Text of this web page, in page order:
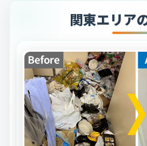
関東エリア